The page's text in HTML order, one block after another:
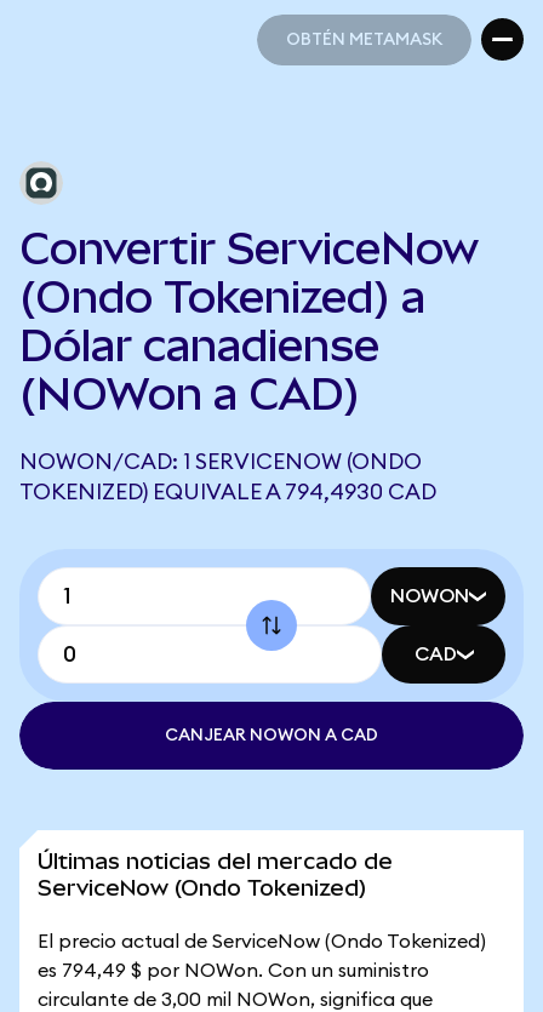
OBTÉN METAMASK
Convertir ServiceNow
(Ondo Tokenized) a
Dólar canadiense
(NOWon a CAD)
NOWON/CAD: 1 SERVICENOW (ONDO
TOKENIZED) EQUIVALE A 794,4930 CAD
NOWON
CAD
CANJEAR NOWON A CAD
Últimas noticias del mercado de
ServiceNow (Ondo Tokenized)
El precio actual de ServiceNow (Ondo Tokenized)
es 794,49 $ por NOWon. Con un suministro
circulante de 3,00 mil NOWon, significa que